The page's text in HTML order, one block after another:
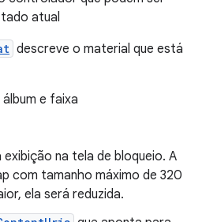
atual
descreve o material que está
e faixa
na tela de bloqueio. A
com tamanho máximo de 320
ela será reduzida.